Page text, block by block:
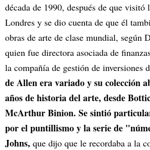
década de 1990, después de que visitó
Londres y se dio cuenta de que él
obras de arte de clase mundial, según
quien fue directora asociada de
la compañía de gestión de inversiones
de Allen era variado y su colección
años de historia del arte, desde
McArthur Binion. Se sintió
por el puntillismo y la serie de
Johns, que dijo que le recordaba a la